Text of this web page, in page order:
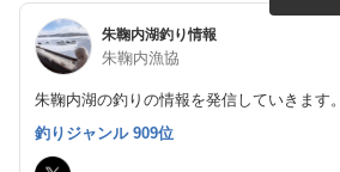
朱鞠内湖釣り情報
朱鞠内漁協
朱鞠内湖の釣りの情報を発信していきます。
釣りジャンル 909位